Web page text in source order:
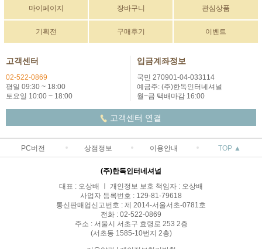
마이페이지 장바구니 관심상품
기획전 구매후기 이벤트
고객센터
02-522-0869
평일 09:30 ~ 18:00
토요일 10:00 ~ 18:00
입금계좌정보
국민 270901-04-033114
예금주: (주)한독인터네셔널
월~금 택배마감 16:00
고객센터 연결
PC버전 상점정보 이용안내 TOP ▲
(주)한독인터네셔널
대표 : 오상배 ㅣ 개인정보 보호 책임자 : 오상배
사업자 등록번호 : 129-81-79618
통신판매업신고번호 : 제 2014-서울서초-0781호
전화 : 02-522-0869
주소 : 서울시 서초구 효령로 253 2층
(서초동 1585-10번지 2층)